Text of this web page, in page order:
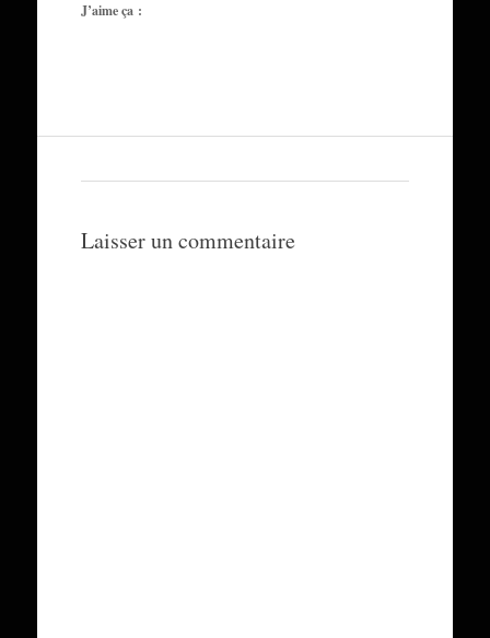
J’aime ça :
Laisser un commentaire